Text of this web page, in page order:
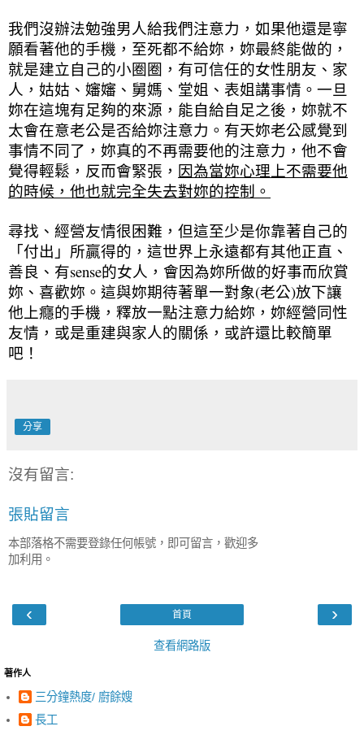
我們沒辦法勉強男人給我們注意力，如果他還是寧
願看著他的手機，至死都不給妳，妳最終能做的，
就是建立自己的小圈圈，有可信任的女性朋友、家
人，姑姑、嬸嬸、舅媽、堂姐、表姐講事情。一旦
妳在這塊有足夠的來源，能自給自足之後，妳就不
太會在意老公是否給妳注意力。有天妳老公感覺到
事情不同了，妳真的不再需要他的注意力，他不會
覺得輕鬆，反而會緊張， 因為當妳心理上不需要他
的時候，他也就完全失去對妳的控制。
尋找、經營友情很困難，但這至少是你靠著自己的
「付出」所贏得的，這世界上永遠都有其他正直、
善良、有sense的女人，會因為妳所做的好事而欣賞
妳、喜歡妳。這與妳期待著單一對象(老公)放下讓
他上癮的手機，釋放一點注意力給妳，妳經營同性
友情，或是重建與家人的關係，或許還比較簡單
吧！
分享
沒有留言:
張貼留言
本部落格不需要登錄任何帳號，即可留言，歡迎多
加利用。
‹ ›
首頁
查看網路版
著作人
三分鐘熱度/ 廚餘嫂
長工